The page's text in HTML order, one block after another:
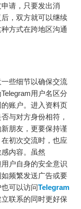
请，只要发出消
，双方就可以继续
方式在跨地区沟通
些细节以确保交流
用户名区分
账户。进入资料页
与对方身份相符，
朋友，更要保持谨
初次交流时，也应
内容。虽然
户自身的安全意识
频繁发送广告或要
可以访问Telegram
联系的同时更好保